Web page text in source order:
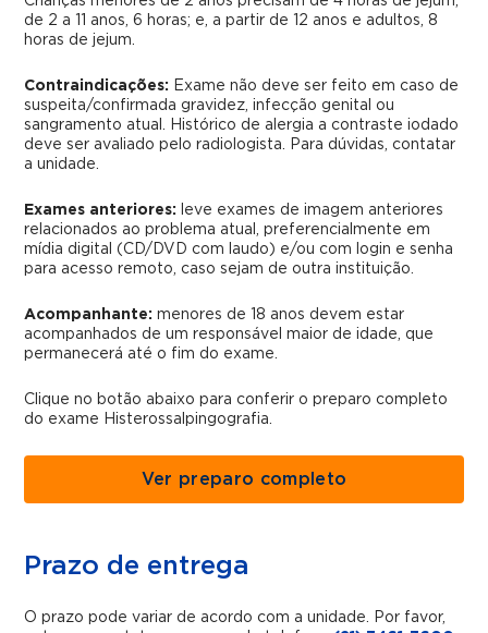
de 2 a 11 anos, 6 horas; e, a partir de 12 anos e adultos, 8
horas de jejum.
Contraindicações: Exame não deve ser feito em caso de
suspeita/confirmada gravidez, infecção genital ou
sangramento atual. Histórico de alergia a contraste iodado
deve ser avaliado pelo radiologista. Para dúvidas, contatar
a unidade.
Exames anteriores:
leve exames de imagem anteriores
relacionados ao problema atual, preferencialmente em
mídia digital (CD/DVD com laudo) e/ou com login e senha
para acesso remoto, caso sejam de outra instituição.
Acompanhante: menores de 18 anos devem estar
acompanhados de um responsável maior de idade, que
permanecerá até o fim do exame.
Clique no botão abaixo para conferir o preparo completo
do exame Histerossalpingografia.
Ver preparo completo
Prazo de entrega
O prazo pode variar de acordo com a unidade. Por favor,